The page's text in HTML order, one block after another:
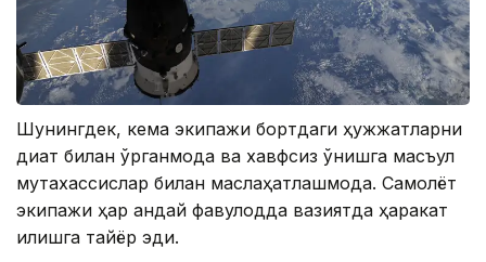
Шунингдек, кема экипажи бортдаги ҳужжатларни
диққат билан ўрганмоқда ва хавфсиз қўнишга масъул
мутахассислар билан маслаҳатлашмоқда. Самолёт
экипажи ҳар қандай фавқулодда вазиятда ҳаракат
қилишга тайёр эди.